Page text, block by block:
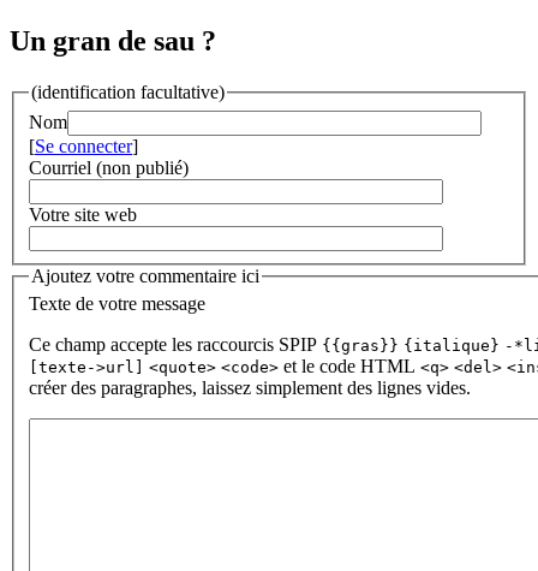
Un gran de sau ?
(identification facultative)
Nom
[Se connecter]
Courriel (non publié)
Votre site web
Ajoutez votre commentaire ici
Texte de votre message
Ce champ accepte les raccourcis SPIP {{gras}} {italique} -
[texte->url]
<quote> <code> et le code HTML <q> <del>
créer des paragraphes, laissez simplement des lignes vides.